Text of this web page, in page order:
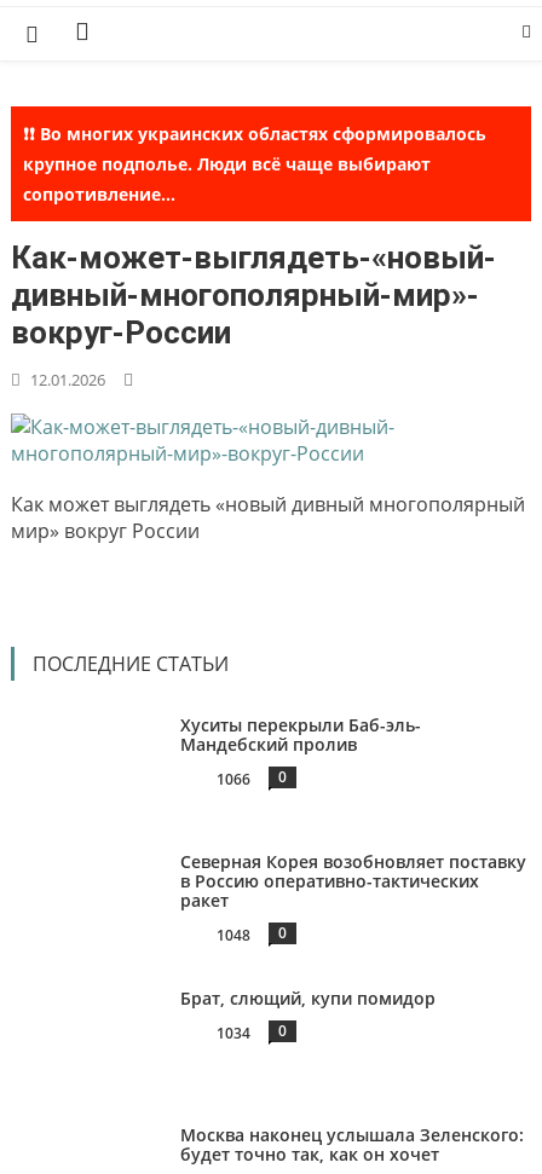
❗❗ Во многих украинских областях сформировалось
крупное подполье. Люди всё чаще выбирают
сопротивление...
Как-может-выглядеть-«новый-
дивный-многополярный-мир»-
вокруг-России
12.01.2026
Как может выглядеть «новый дивный многополярный
мир» вокруг России
ПОСЛЕДНИЕ СТАТЬИ
Хуситы перекрыли Баб-эль-
Мандебский пролив
1066 0
Северная Корея возобновляет поставку
в Россию оперативно-тактических
ракет
1048 0
Брат, слющий, купи помидор
1034 0
Москва наконец услышала Зеленского:
будет точно так, как он хочет